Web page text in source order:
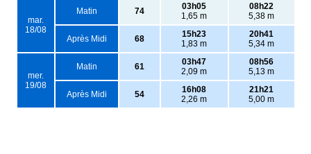
mar.
18/08
Matin 74
03h05
1,65 m
08h22
5,38 m
Après Midi 68
15h23
1,83 m
20h41
5,34 m
mer.
19/08
Matin 61
03h47
2,09 m
08h56
5,13 m
Après Midi 54
16h08
2,26 m
21h21
5,00 m